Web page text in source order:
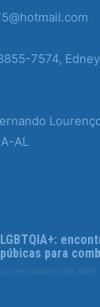
7574,
AL
LGBTQIA+:
púbicas para
22 de outubro de 2025